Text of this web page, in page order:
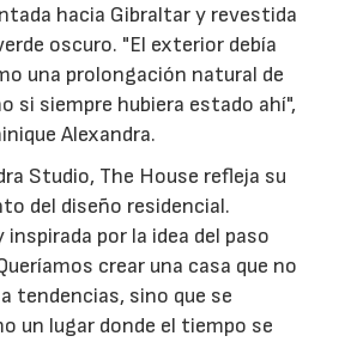
hacia Gibraltar y revestida
oscuro. "El exterior debía
una prolongación natural de
si siempre hubiera estado ahí",
Alexandra.
Studio, The House refleja su
del diseño residencial.
inspirada por la idea del paso
crear una casa que no
tendencias, sino que se
un lugar donde el tiempo se